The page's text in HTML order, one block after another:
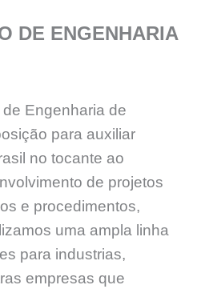
DE ENGENHARIA
Engenharia de
para auxiliar
no tocante ao
de projetos
e procedimentos,
uma ampla linha
para industrias,
empresas que